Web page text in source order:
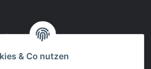
& Co nutzen